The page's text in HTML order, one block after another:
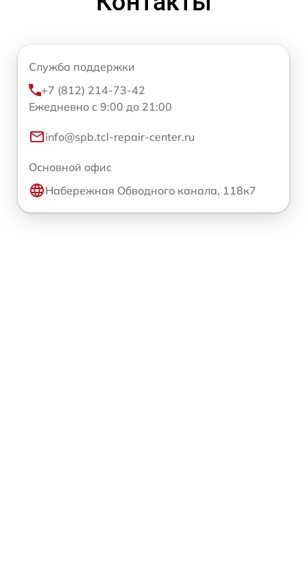
Служба поддержки
+7 (812) 214-73-42
Ежедневно с 9:00 до 21:00
info@spb.tcl-repair-center.ru
Основной офис
Набережная Обводного канала, 118к7